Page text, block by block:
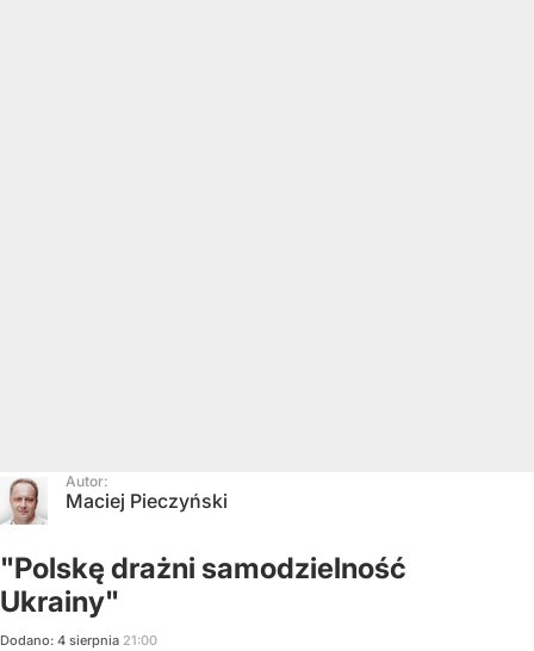
Autor:
Maciej Pieczyński
"Polskę drażni samodzielność
Ukrainy"
Dodano: 4 sierpnia 21:00